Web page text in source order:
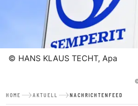
© HANS KLAUS TECHT, Apa
HOME AKTUELL NACHRICHTENFEED